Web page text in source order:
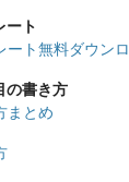
ート
ート無料ダウン
の書き方
まとめ